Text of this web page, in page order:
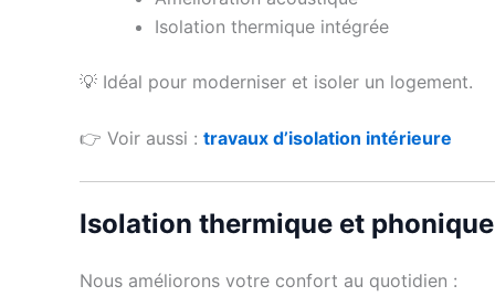
Isolation thermique intégrée
💡 Idéal pour moderniser et isoler un logement.
👉 Voir aussi : travaux d’isolation intérieure
Isolation thermique et phonique
Nous améliorons votre confort au quotidien :